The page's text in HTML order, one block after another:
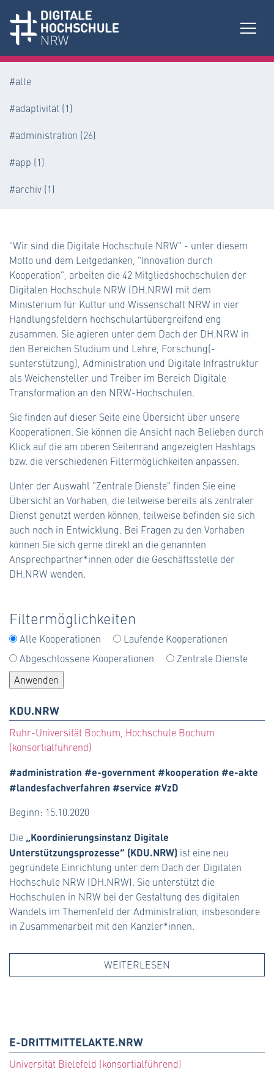
#alle
#adaptivität (1)
#administration (26)
#app (1)
#archiv (1)
#bne (Bildung für nachhaltige Entwicklung) (1)
#campus-app (1)
#cloud (7)
#content (23)
#digitalkompetenz (17)
#e-akte (11)
#e-government (14)
#e-learning (28)
#extern-kuratiert (12)
#fdm (5)
#fellowship (1)
#förderlinie (13)
#hpc (1)
#informationssicherheit (3)
#infrastruktur (40)
#kooperation (50)
#landesfachverfahren (10)
#landesportal (18)
#learning analytics (1)
#lehre (38)
#oer (21)
#onlinekurse (16)
#reformmodell (1)
#VzD (17)
"Wir sind die Digitale Hochschule NRW" - unter diesem
Motto und dem Leitgedanken, "Innovation durch
Kooperation", arbeiten die 42 Mitgliedshochschulen der
Digitalen Hochschule NRW (DH.NRW) mit dem
Ministerium für Kultur und Wissenschaft NRW in vier
Handlungsfeldern hochschulartübergreifend eng
zusammen. Sie agieren unter dem Dach der DH.NRW in
den Bereichen Studium und Lehre, Forschung(-
sunterstützung), Administration und Digitale Infrastruktur
als Weichensteller und Treiber im Bereich Digitale
Transformation an den NRW-Hochschulen.
Sie finden auf dieser Seite eine Übersicht über unsere
Kooperationen. Sie können die Ansicht nach Belieben durch
Klick auf die am oberen Seitenrand angezeigten Hashtags
bzw. die verschiedenen Filtermöglichkeiten anpassen.
Unter der Auswahl "Zentrale Dienste" finden Sie eine
Übersicht an Vorhaben, die teilweise bereits als zentraler
Dienst genutzt werden können, teilweise befinden sie sich
auch noch in Entwicklung. Bei Fragen zu den Vorhaben
können Sie sich gerne direkt an die genannten
Ansprechpartner*innen oder die Geschäftsstelle der
DH.NRW wenden.
Filtermöglichkeiten
Alle Kooperationen
Laufende Kooperationen
Abgeschlossene Kooperationen
Zentrale Dienste
KDU.NRW
Ruhr-Universität Bochum, Hochschule Bochum
(konsortialführend)
#administration #e-government #kooperation #e-akte
#landesfachverfahren #service #VzD
Beginn: 15.10.2020
Die „Koordinierungsinstanz Digitale
Unterstützungsprozesse“ (KDU.NRW) ist eine neu
gegründete Einrichtung unter dem Dach der Digitalen
Hochschule NRW (DH.NRW). Sie unterstützt die
Hochschulen in NRW bei der Gestaltung des digitalen
Wandels im Themenfeld der Administration, insbesondere
in Zusammenarbeit mit den Kanzler*innen.
WEITERLESEN
E-DRITTMITTELAKTE.NRW
Universität Bielefeld (konsortialführend)